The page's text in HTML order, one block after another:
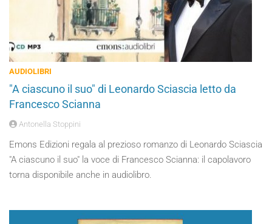
AUDIOLIBRI
"A ciascuno il suo" di Leonardo Sciascia letto da
Francesco Scianna
Antonella Stoppini
Emons Edizioni regala al prezioso romanzo di Leonardo Sciascia
"A ciascuno il suo" la voce di Francesco Scianna: il capolavoro
torna disponibile anche in audiolibro.